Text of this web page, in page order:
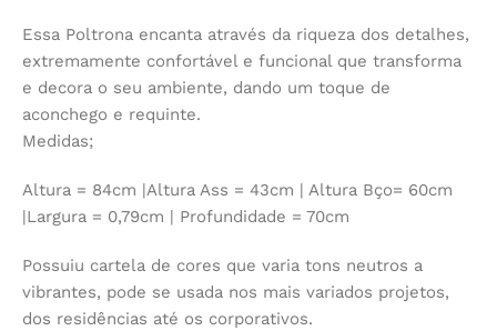
Essa Poltrona encanta através da riqueza dos detalhes,
extremamente confortável e funcional que transforma
e decora o seu ambiente, dando um toque de
aconchego e requinte.
Medidas;
Altura = 84cm |Altura Ass = 43cm | Altura Bço= 60cm
|Largura = 0,79cm | Profundidade = 70cm
Possuiu cartela de cores que varia tons neutros a
vibrantes, pode se usada nos mais variados projetos,
dos residências até os corporativos.